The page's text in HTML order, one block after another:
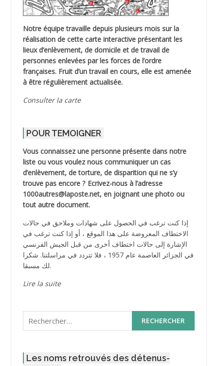
Notre équipe travaille depuis plusieurs mois sur la
réalisation de cette carte interactive présentant les
lieux d’enlèvement, de domicile et de travail de
personnes enlevées par les forces de l’ordre
françaises. Fruit d’un travail en cours, elle est amenée
à être régulièrement actualisée.
Consulter la carte
POUR TEMOIGNER
Vous connaissez une personne présente dans notre
liste ou vous voulez nous communiquer un cas
d’enlèvement, de torture, de disparition qui ne s’y
trouve pas encore ? Ecrivez-nous à l’adresse
1000autres@laposte.net, en joignant une photo ou
tout autre document.
إذا كنت ترغب في الحصول على شهادات وملاحق في حالات
الاختطاف المعروضة على هذا الموقع ، أو إذا كنت ترغب في
الإشارة إلى حالات اختطاف أخرى من قبل الجيش الفرنسي
في الجزائر العاصمة عام 1957 ، فلا تتردد في مراسلتنا. شكرا
لك مسبقا.
Lire la suite
Rechercher :
Les noms retrouvés des détenus-